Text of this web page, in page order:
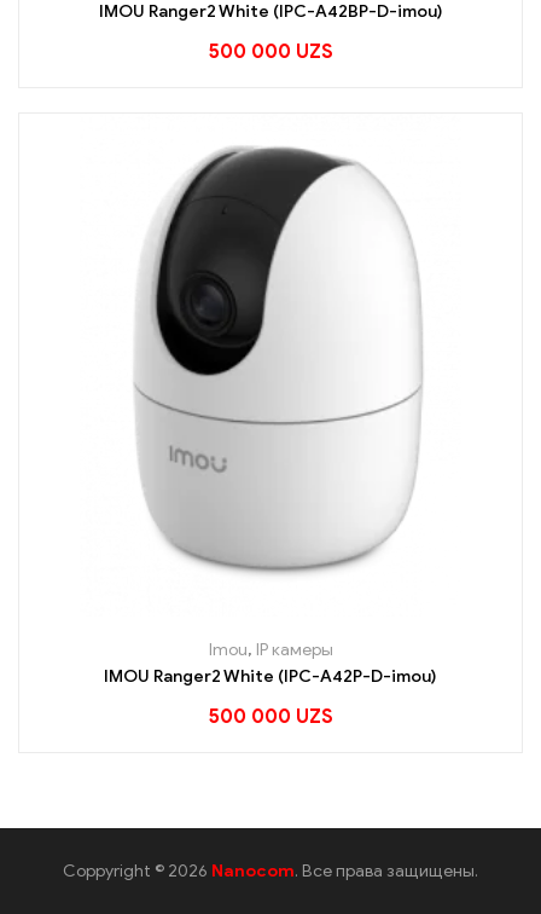
IMOU Ranger2 White (IPC-A42BP-D-imou)
500 000 UZS
Imou, IP камеры
IMOU Ranger2 White (IPC-A42P-D-imou)
500 000 UZS
Coppyright © 2026 Nanocom. Все права защищены.